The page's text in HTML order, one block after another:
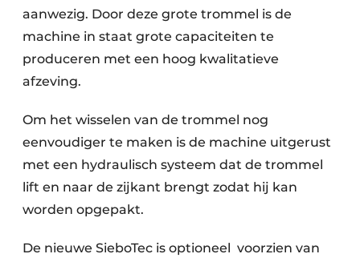
Zeven & Brekers
Bedrijfsafval
Bouw & Sloopafval
Elektronisch Afval
aanwezig. Door deze grote trommel is de
machine in staat grote capaciteiten te
produceren met een hoog kwalitatieve
afzeving.
Om het wisselen van de trommel nog
eenvoudiger te maken is de machine uitgerust
met een hydraulisch systeem dat de trommel
lift en naar de zijkant brengt zodat hij kan
worden opgepakt.
De nieuwe SieboTec is optioneel voorzien van